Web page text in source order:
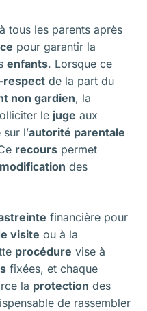
tous les parents après
pour garantir la
enfants. Lorsque ce
respect de la part du
non gardien, la
le juge aux
l’autorité parentale
recours permet
modification des
financière pour
visite ou à la
procédure vise à
fixées, et chaque
la protection des
de rassembler